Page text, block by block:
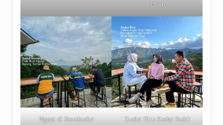
oma
Ngopi di Borobudur
Sudut Biru Kedai Bukit